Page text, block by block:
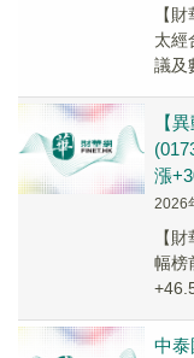
【
太經
議及
【
漲
2026
【
幅榜
中泰